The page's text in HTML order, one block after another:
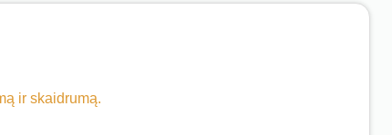
ir skaidrumą.